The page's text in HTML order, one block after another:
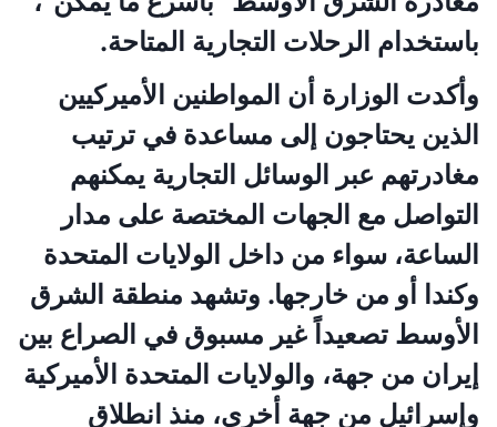
باستخدام الرحلات التجارية المتاحة.
وأكدت الوزارة أن المواطنين الأميركيين
الذين يحتاجون إلى مساعدة في ترتيب
مغادرتهم عبر الوسائل التجارية يمكنهم
التواصل مع الجهات المختصة على مدار
الساعة، سواء من داخل الولايات المتحدة
وكندا أو من خارجها. وتشهد منطقة الشرق
الأوسط تصعيداً غير مسبوق في الصراع بين
إيران من جهة، والولايات المتحدة الأميركية
وإسرائيل من جهة أخرى، منذ انطلاق